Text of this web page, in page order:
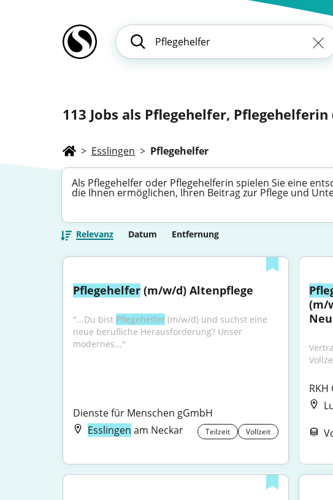
113 Jobs als Pflegehelfer, Pflegehelferin
> Esslingen > Pflegehelfer
Als Pflegehelfer oder Pflegehelferin spielen Sie eine
die Ihnen ermöglichen, Ihren Beitrag zur Pflege und
Relevanz Datum Entfernung
Pflegehelfer (m/w/d) Altenpflege
"...Du bist Pflegehelfer (m/w/d) und suchst eine
neue berufliche Herausforderung? Unser
modernes..."
Dienste für Menschen gGmbH
Esslingen am Neckar Teilzeit Vollzeit
(m/